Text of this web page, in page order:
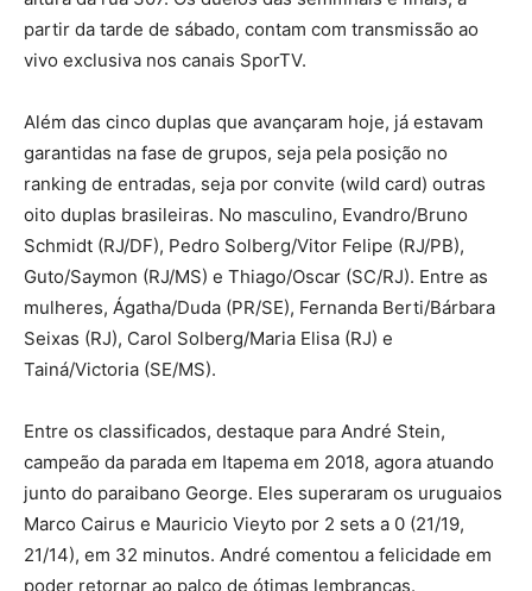
partir da tarde de sábado, contam com transmissão ao
vivo exclusiva nos canais SporTV.
Além das cinco duplas que avançaram hoje, já estavam
garantidas na fase de grupos, seja pela posição no
ranking de entradas, seja por convite (wild card) outras
oito duplas brasileiras. No masculino, Evandro/Bruno
Schmidt (RJ/DF), Pedro Solberg/Vitor Felipe (RJ/PB),
Guto/Saymon (RJ/MS) e Thiago/Oscar (SC/RJ). Entre as
mulheres, Ágatha/Duda (PR/SE), Fernanda Berti/Bárbara
Seixas (RJ), Carol Solberg/Maria Elisa (RJ) e
Tainá/Victoria (SE/MS).
Entre os classificados, destaque para André Stein,
campeão da parada em Itapema em 2018, agora atuando
junto do paraibano George. Eles superaram os uruguaios
Marco Cairus e Mauricio Vieyto por 2 sets a 0 (21/19,
21/14), em 32 minutos. André comentou a felicidade em
poder retornar ao palco de ótimas lembranças.